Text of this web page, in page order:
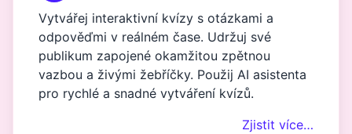
Vytvářej interaktivní kvízy s otázkami a
odpověďmi v reálném čase. Udržuj své
publikum zapojené okamžitou zpětnou
vazbou a živými žebříčky. Použij AI asistenta
pro rychlé a snadné vytváření kvízů.
Zjistit více…